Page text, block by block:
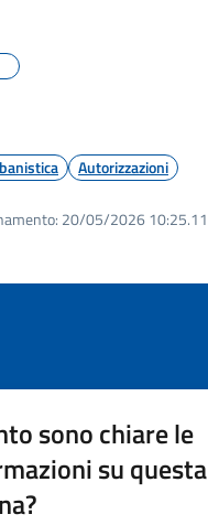
Autorizzazioni
20/05/2026 10:25.11
sono chiare le
su questa